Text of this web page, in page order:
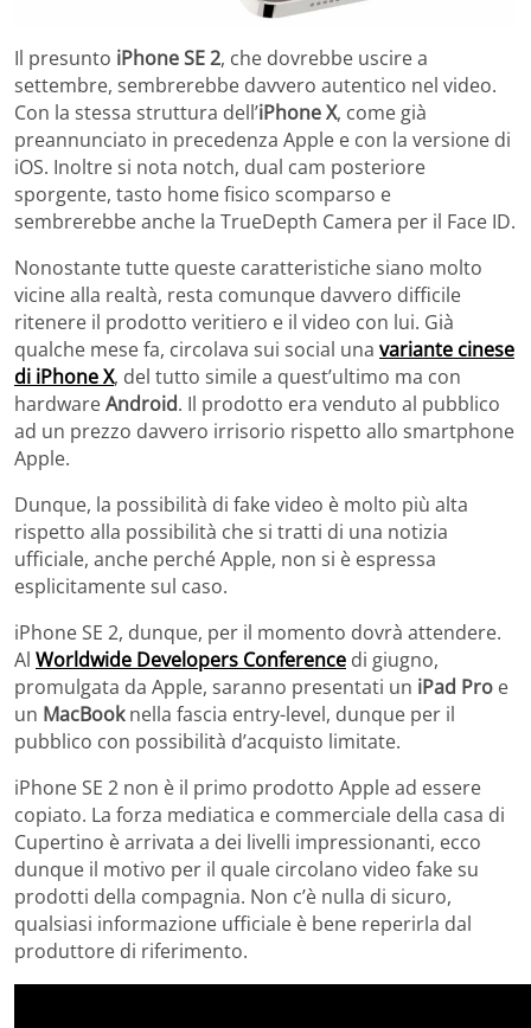
Il presunto iPhone SE 2, che dovrebbe uscire a
settembre, sembrerebbe davvero autentico nel video.
Con la stessa struttura dell’iPhone X, come già
preannunciato in precedenza Apple e con la versione di
iOS. Inoltre si nota notch, dual cam posteriore
sporgente, tasto home fisico scomparso e
sembrerebbe anche la TrueDepth Camera per il Face ID.
Nonostante tutte queste caratteristiche siano molto
vicine alla realtà, resta comunque davvero difficile
ritenere il prodotto veritiero e il video con lui. Già
qualche mese fa, circolava sui social una variante cinese
di iPhone X, del tutto simile a quest’ultimo ma con
hardwareAndroid. Il prodotto era venduto al pubblico
ad un prezzo davvero irrisorio rispetto allo smartphone
Apple.
Dunque, la possibilità di fake video è molto più alta
rispetto alla possibilità che si tratti di una notizia
ufficiale, anche perché Apple, non si è espressa
esplicitamente sul caso.
iPhone SE 2, dunque, per il momento dovrà attendere.
Al Worldwide Developers Conference di giugno,
promulgata da Apple, saranno presentati un iPad Pro e
un MacBooknella fascia entry-level, dunque per il
pubblico con possibilità d’acquisto limitate.
iPhone SE 2 non è il primo prodotto Apple ad essere
copiato. La forza mediatica e commerciale della casa di
Cupertino è arrivata a dei livelli impressionanti, ecco
dunque il motivo per il quale circolano video fake su
prodotti della compagnia. Non c’è nulla di sicuro,
qualsiasi informazione ufficiale è bene reperirla dal
produttore di riferimento.